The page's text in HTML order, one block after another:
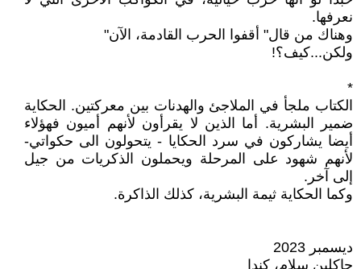
نعرفها.
وهناك من قال" أقفوا الحرب القادمة، الآن"
ولكن...كيف؟!
*
الكتاب ملجأ في الملاجئ والهدنات بين معركتين. الحكاية
ضمير البشرية. أما الذين لا يقرأون لأنهم أميون فهؤلاء
أيضا يشاركون في سرد الحكايا - يتحولون الى حكواتي-
لأنهم شهود على المرحلة ويحملون الذكريات من جيل
إلى آخر.
وكما الحكاية ثيمة البشرية، كذلك الذاكرة.
ديسمبر 2023
جاكلين سلام، كندا